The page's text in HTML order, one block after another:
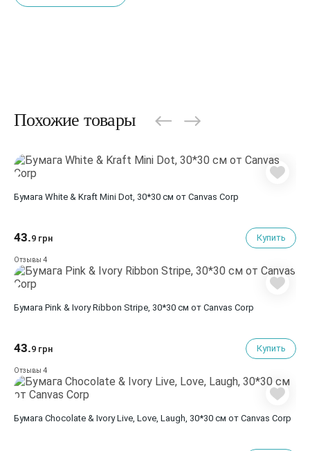
Похожие товары
Бумага White & Kraft Mini Dot, 30*30 см от Canvas Corp
43.9 грн Купить
Отзывы 4
Бумага Pink & Ivory Ribbon Stripe, 30*30 см от Canvas Corp
43.9 грн Купить
Отзывы 4
Бумага Chocolate & Ivory Live, Love, Laugh, 30*30 см от Canvas Corp